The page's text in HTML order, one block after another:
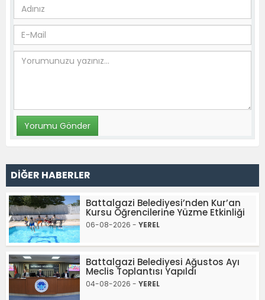
DİĞER HABERLER
Battalgazi Belediyesi’nden Kur’an
Kursu Öğrencilerine Yüzme Etkinliği
06-08-2026 - YEREL
Battalgazi Belediyesi Ağustos Ayı
Meclis Toplantısı Yapıldı
04-08-2026 - YEREL